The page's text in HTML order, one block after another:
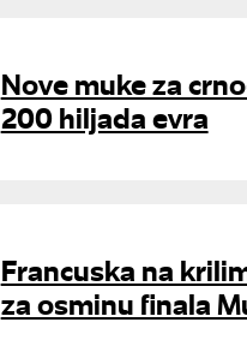
Nove muke za
200 hiljada evra
Francuska na
za osminu finala